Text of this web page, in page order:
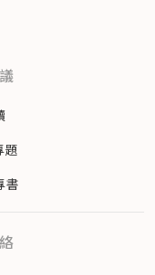
題
書